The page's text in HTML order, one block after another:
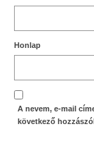
Honlap
A nevem, e-mail
következő